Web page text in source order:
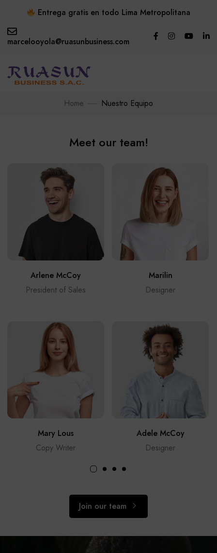
marcelooyola@ruasunbusiness.com
Entrega gratis en todo Lima Metropolitana
Home Nuestro Equipo
Meet our team!
Arlene McCoy
President of Sales
Mary Lous
Copy Writer
Marilin
Designer
Adele McCoy
Designer
Join our team